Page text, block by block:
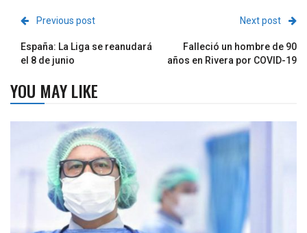
Previous post
España: La Liga se reanudará
el 8 de junio
Next post
Falleció un hombre de 90
años en Rivera por COVID-19
YOU MAY LIKE